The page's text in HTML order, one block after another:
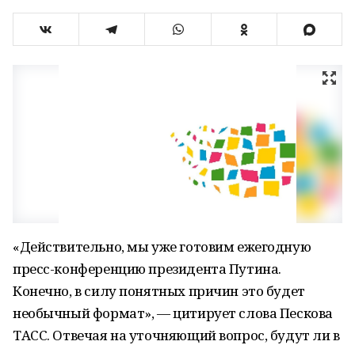
«Действительно, мы уже готовим ежегодную
пресс-конференцию президента Путина.
Конечно, в силу понятных причин это будет
необычный формат», — цитирует слова Пескова
ТАСС. Отвечая на уточняющий вопрос, будут ли в